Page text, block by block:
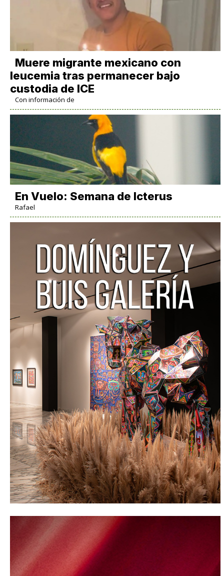
Muere migrante mexicano con
leucemia tras permanecer bajo
custodia de ICE
Con información de
En Vuelo: Semana de Icterus
Rafael